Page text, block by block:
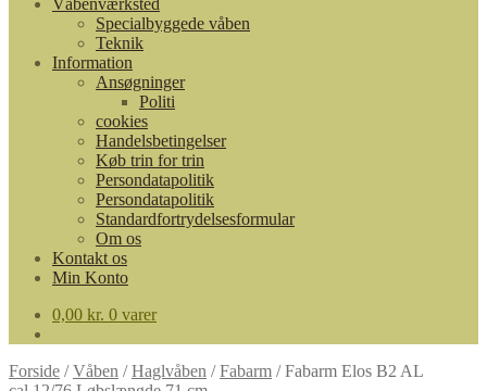
Våbenværksted
Specialbyggede våben
Teknik
Information
Ansøgninger
Politi
cookies
Handelsbetingelser
Køb trin for trin
Persondatapolitik
Persondatapolitik
Standardfortrydelsesformular
Om os
Kontakt os
Min Konto
0,00 kr. 0 varer
Forside /Våben /Haglvåben /Fabarm /Fabarm Elos B2 AL